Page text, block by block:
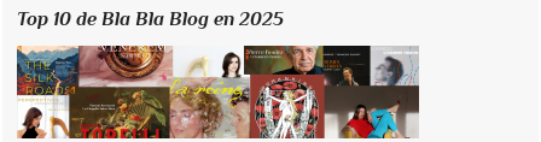
Top 10 de Bla Bla Blog en 2025